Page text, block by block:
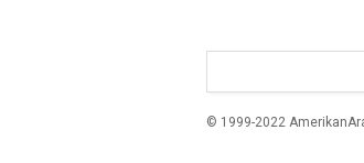
© 1999-2022